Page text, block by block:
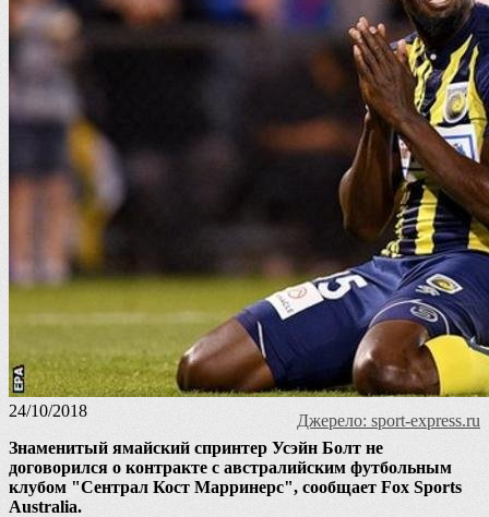
24/10/2018
Джерело: sport-express.ru
Знаменитый ямайский спринтер Усэйн Болт не
договорился о контракте с австралийским футбольным
клубом "Сентрал Кост Марринерс", сообщает Fox Sports
Australia.